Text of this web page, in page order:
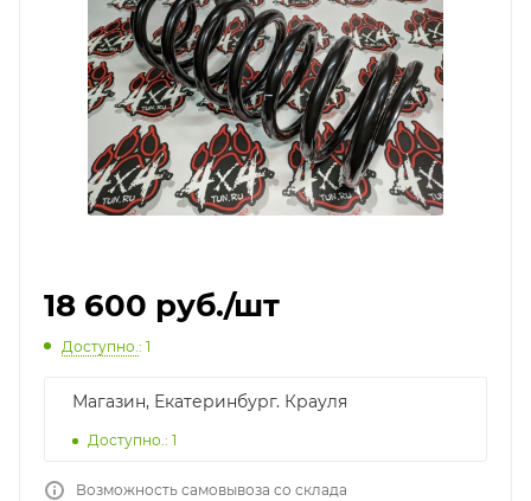
18 600 руб./шт
Доступно. : 1
Магазин, Екатеринбург. Крауля
Доступно.: 1
Возможность самовывоза со склада